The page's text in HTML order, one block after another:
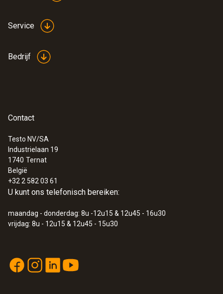
Service
Bedrijf
Contact
Testo NV/SA
Industrielaan 19
1740 Ternat
België
+32 2 582 03 61
U kunt ons telefonisch bereiken:
maandag - donderdag: 8u -12u15 & 12u45 - 16u30
vrijdag: 8u - 12u15 & 12u45 - 15u30